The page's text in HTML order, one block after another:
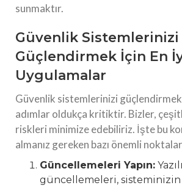
sunmaktır.
Güvenlik Sistemlerinizi
Güçlendirmek İçin En
Uygulamalar
Güvenlik sistemlerinizi güçlendirmek
adımlar oldukça kritiktir. Bizler,
riskleri minimize edebiliriz. İşte bu
almanız gereken bazı önemli
Güncellemeleri Yapın:
güncellemeleri,